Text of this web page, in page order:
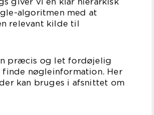
algoritmen med at
relevant kilde til
præcis og let fordøjelig
nøgleinformation. Her
kan bruges i afsnittet om